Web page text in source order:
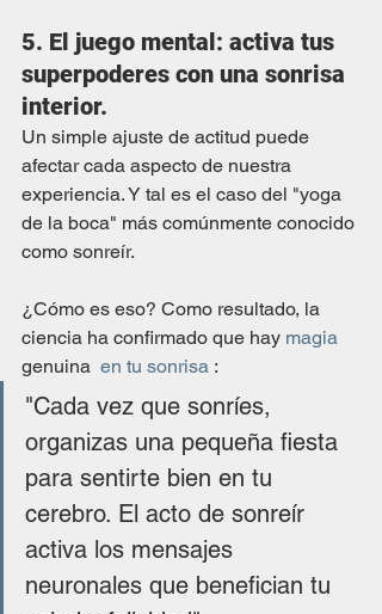
5. El juego mental: activa tus
superpoderes con una sonrisa
interior.
Un simple ajuste de actitud puede
afectar cada aspecto de nuestra
experiencia. Y tal es el caso del "yoga
de la boca" más comúnmente conocido
como sonreír.
¿Cómo es eso? Como resultado, la
ciencia ha confirmado que hay magia
genuina en tu sonrisa :
"Cada vez que sonríes,
organizas una pequeña fiesta
para sentirte bien en tu
cerebro. El acto de sonreír
activa los mensajes
neuronales que benefician tu